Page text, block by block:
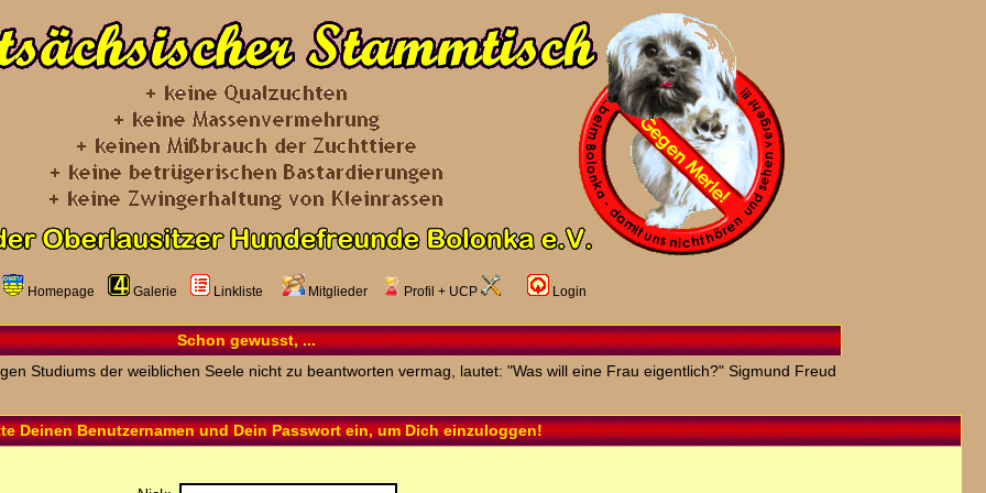
Homepage Galerie Linkliste Mitglieder Profil + UCP Login
Schon gewusst, ...
Studiums der weiblichen Seele nicht zu beantworten vermag, lautet: "Was will eine Frau eigentlich?" Sigmund Freud
Deinen Benutzernamen und Dein Passwort ein, um Dich einzuloggen!